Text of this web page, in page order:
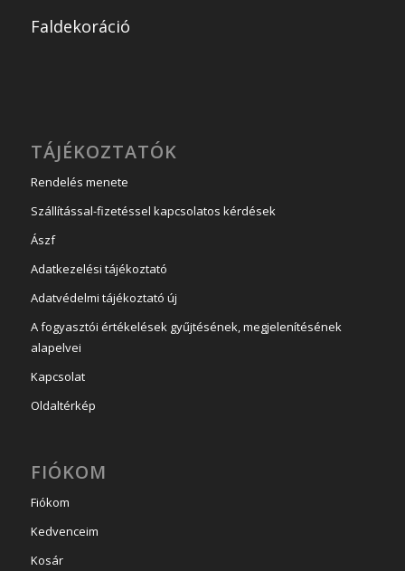
Faldekoráció
TÁJÉKOZTATÓK
Rendelés menete
Szállítással-fizetéssel kapcsolatos kérdések
Ászf
Adatkezelési tájékoztató
Adatvédelmi tájékoztató új
A fogyasztói értékelések gyűjtésének, megjelenítésének
alapelvei
Kapcsolat
Oldaltérkép
FIÓKOM
Fiókom
Kedvenceim
Kosár